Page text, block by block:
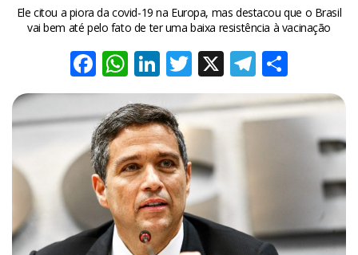
Ele citou a piora da covid-19 na Europa, mas destacou que o Brasil
vai bem até pelo fato de ter uma baixa resistência à vacinação
Facebook
WhatsApp
LinkedIn
Twitter
X